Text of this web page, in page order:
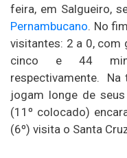
feira, em Salgueiro,
Pernambucano. No
visitantes: 2 a 0, com
cinco e 44
respectivamente. Na
jogam longe de
(11º colocado)
(6º) visita o Santa